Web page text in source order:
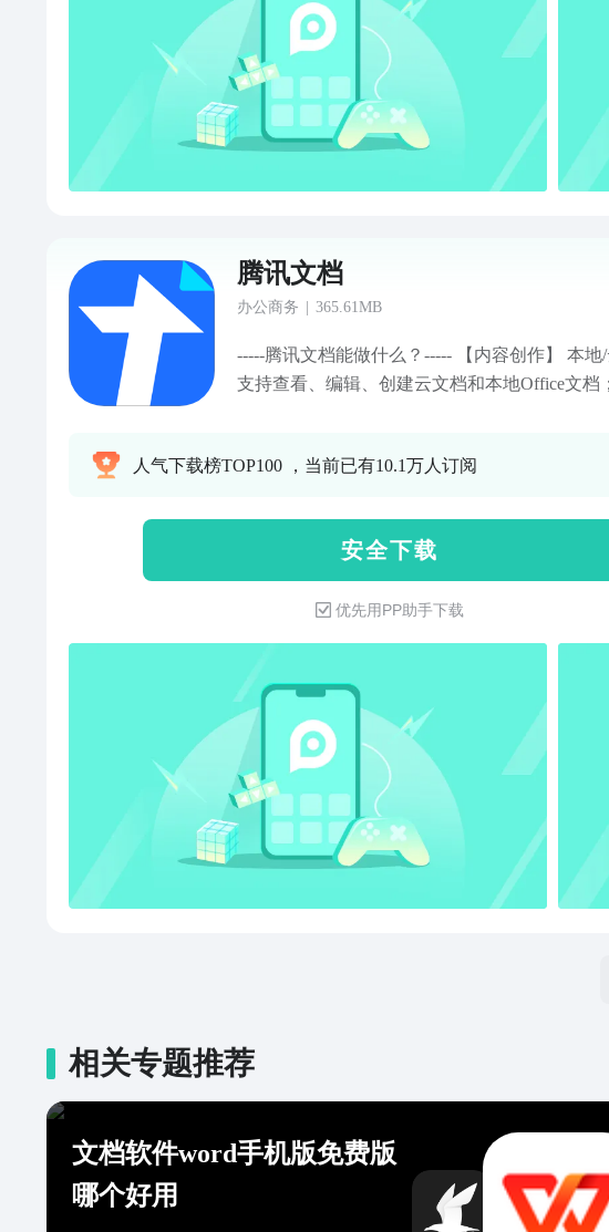
种格式实时查看 • 提供永中DCS高清预览服务
档，可直接在线查看 • 支持压缩包预览（zip、
无需下载解压 • 除常规Office文件（Word、Excel
等），PSD、AI文件、工程制图（CAD）文件
览无需下载 快速开始 • 设置新手引导文档，帮
用优云 • 在线Word、Excel、PPT模板，适用于
商业报告等多个场景，办公更快捷 • 接入永中
件 共享安全 • 文档预览、分享支持设置水印、
可编辑等个性化安全功能 • 以链接方式快速、轻
员： • 现加入永中会员，获取永中旗下所有产品
中PDF全文件类型转化及处理、 柚墨全场Office
腾讯文档
办公商务 365.61MB
-----腾讯文档能做什么？----- 【内容创作】 本地/
支持查看、编辑、创建云文档和本地Office文档
息收集、打卡签到等各类模板。 【多人协作】
设备皆可顺畅访问，内容实时同步，随时随地使
享：可生成链接或长图，分享给QQ/微信好友、
圈。 【AI助手】 写作助手：一句话生成文档、
等全品类文档，支持文章润色、扩写、续写；
键快速阅读学术论文、行业报告等内容； 数据
DeepSeek-R1满血版大模型 【数据安全】 权限控制：可灵活
设置查看及编辑权限，文档安全尽在掌控； 技
存储加密技术为文档安全保驾护航； 版权保护
置和展示水印，版权有保障。 联系我们 腾讯文档官方网站：
docs.qq.com 意见反馈：登录腾讯文档，进入“设
馈”进行反馈。
人气下载榜TOP100 ，当前已有10.1万人订阅
安 全 下 载
优先用PP助手下载
相关专题推荐
文档软件word手机版免费版
哪个好用